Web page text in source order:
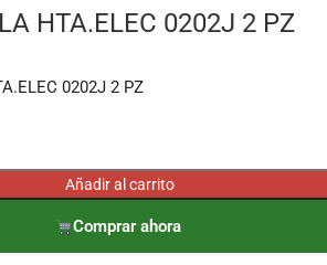
HTA.ELEC 0202J 2 PZ
0202J 2 PZ
Añadir al carrito
Comprar ahora